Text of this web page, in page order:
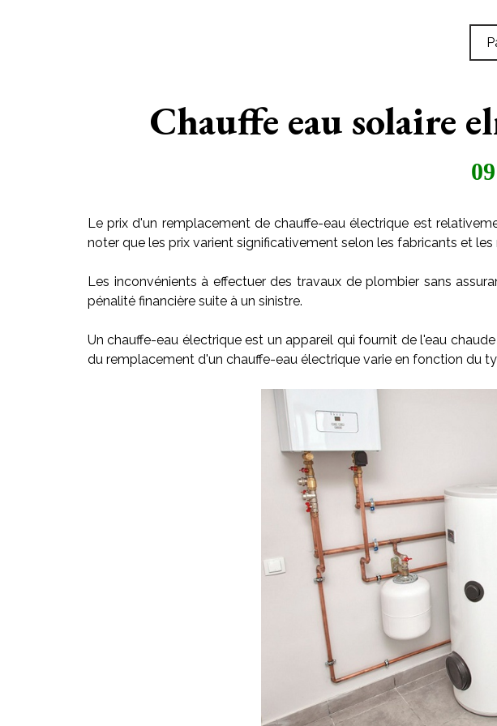
Chauffe eau solaire
Le prix d'un remplacement de chauffe-eau électrique est
noter que les prix varient significativement selon les fabricants et les
Les inconvénients à effectuer des travaux de plombier sans
pénalité financière suite à un sinistre.
Un chauffe-eau électrique est un appareil qui fournit de l'eau
du remplacement d'un chauffe-eau électrique varie en fonction du